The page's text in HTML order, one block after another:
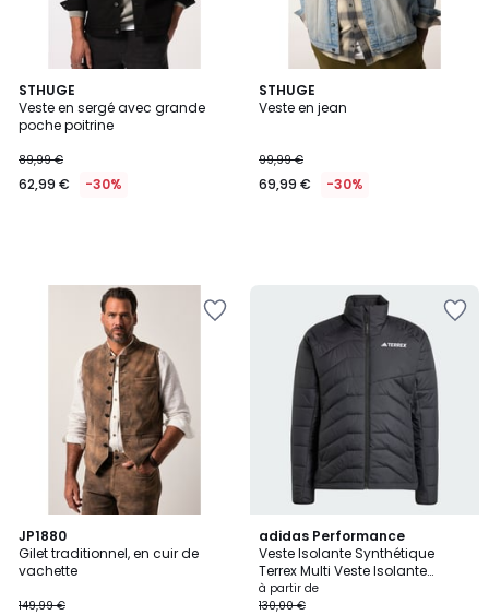
STHUGE
Veste en sergé avec grande
poche poitrine
89,99 €
62,99 € -30%
STHUGE
Veste en jean
99,99 €
69,99 € -30%
JP1880
Gilet traditionnel, en cuir de
vachette
149,99 €
3
/
5
adidas Performance
Veste Isolante Synthétique
Terrex Multi Veste Isolante
Synthétique Terrex Multi
à partir de
130,00 €
4,7
/ 5
5
Couleurs